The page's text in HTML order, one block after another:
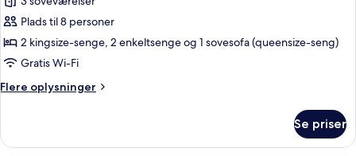
af
Premium-
lejlighed
Plads til 8 personer
2 kingsize-senge, 2 enkeltsenge og 1 sovesofa (queensize-seng)
Gratis Wi-Fi
Flere oplysninger
Flere
lejlighed
Se priser